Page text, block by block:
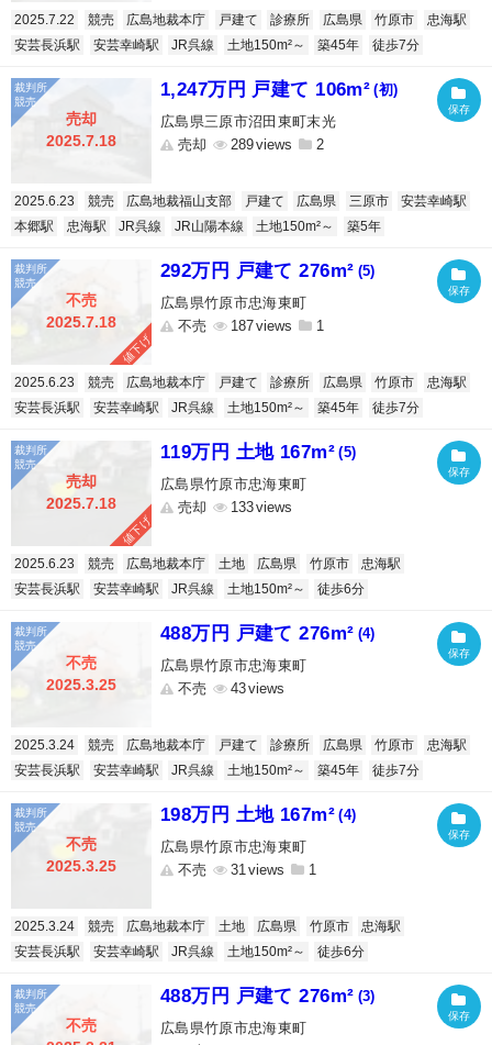
2025.7.22 競売 広島地裁本庁 戸建て 診療所 広島県 竹原市
忠海駅
安芸長浜駅
安芸幸崎駅 JR呉線 土地150m²～ 築45年 徒歩7分
売却
2025.7.18
1,247万円 戸建て 106m² (初)
広島県三原市沼田東町末光
売却
289 2
2025.6.23 競売 広島地裁福山支部 戸建て 広島県 三原市
安芸幸崎駅
本郷駅
忠海駅 JR呉線 JR山陽本線 土地150m²～ 築5年
不売
2025.7.18
値下げ
292万円 戸建て 276m² (5)
広島県竹原市忠海東町
不売
187 1
2025.6.23 競売 広島地裁本庁 戸建て 診療所 広島県 竹原市
忠海駅
安芸長浜駅
安芸幸崎駅 JR呉線 土地150m²～ 築45年 徒歩7分
売却
2025.7.18
値下げ
119万円 土地 167m² (5)
広島県竹原市忠海東町
売却
133
2025.6.23 競売 広島地裁本庁 土地 広島県 竹原市
忠海駅
安芸長浜駅
安芸幸崎駅 JR呉線 土地150m²～ 徒歩6分
不売
2025.3.25
488万円 戸建て 276m² (4)
広島県竹原市忠海東町
不売
43
2025.3.24 競売 広島地裁本庁 戸建て 診療所 広島県 竹原市
忠海駅
安芸長浜駅
安芸幸崎駅 JR呉線 土地150m²～ 築45年 徒歩7分
不売
2025.3.25
198万円 土地 167m² (4)
広島県竹原市忠海東町
不売
31 1
2025.3.24 競売 広島地裁本庁 土地 広島県 竹原市
忠海駅
安芸長浜駅
安芸幸崎駅 JR呉線 土地150m²～ 徒歩6分
不売
488万円 戸建て 276m² (3)
広島県竹原市忠海東町